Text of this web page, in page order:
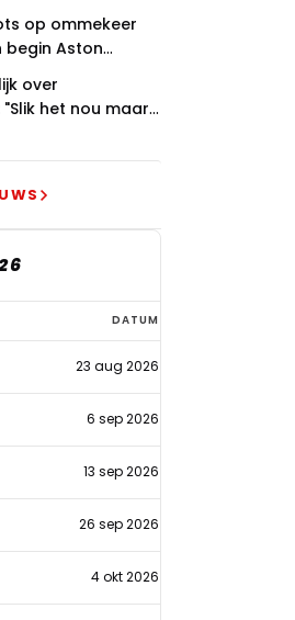
op ommekeer
Aston
over
het nou maar
DATUM
23 aug 2026
6 sep 2026
13 sep 2026
26 sep 2026
4 okt 2026